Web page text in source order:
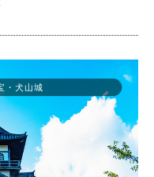
・犬山城